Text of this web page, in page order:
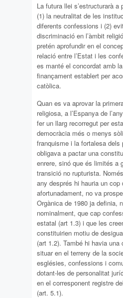
La futura llei s’estructurarà
(1) la neutralitat de les
diferents confessions i (2)
discriminació en l’àmbit
pretén aprofundir en el
relació entre l’Estat i les
es manté el concordat amb
finançament establert per
catòlica.
Quan es va aprovar la
religiosa, a l’Espanya de
fer un llarg recorregut per
democràcia més o menys
franquisme i la fortalesa dels
obligava a pactar una
enrere, sinó que és limités a
transició no rupturista.
any després hi hauria un cop
afortunadament, no va
Orgànica de 1980 ja definia,
nominalment, que cap
estatal (art 1.3) i que les
constituirien motiu de
(art 1.2). També hi havia una
situar en el terreny de la
esglésies, confessions i
dotant-les de personalitat
en el corresponent registre
(art. 5.1).